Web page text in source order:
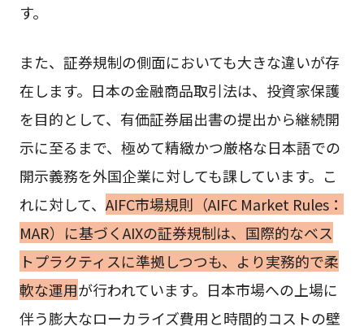
す。
また、証券規制の側面においても大きな違いが存
在します。日本の金融商品取引法は、投資家保護
を目的として、有価証券届出書の提出から継続開
示に至るまで、極めて精緻かつ厳格な日本語での
開示義務を外国企業に対しても課しています。こ
れに対して、AIFC市場規則（AIFC Market Rules：
MAR）に基づくAIXの証券規制は、国際的なベス
トプラクティスに準拠しつつも、より実務的で柔
軟な運用が行われています。日本市場への上場に
伴う膨大なローカライズ費用と時間的コストの壁